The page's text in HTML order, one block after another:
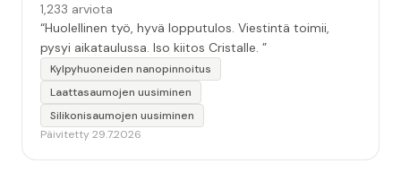
1,233 arviota
“Huolellinen työ, hyvä lopputulos. Viestintä toimii,
pysyi aikataulussa. Iso kiitos Cristalle. ”
Kylpyhuoneiden nanopinnoitus
Laattasaumojen uusiminen
Silikonisaumojen uusiminen
Päivitetty 29.7.2026